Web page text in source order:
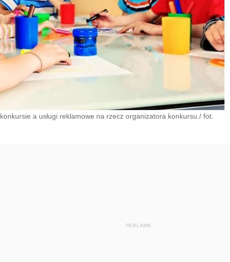
a usługi reklamowe na rzecz organizatora konkursu./ fot.